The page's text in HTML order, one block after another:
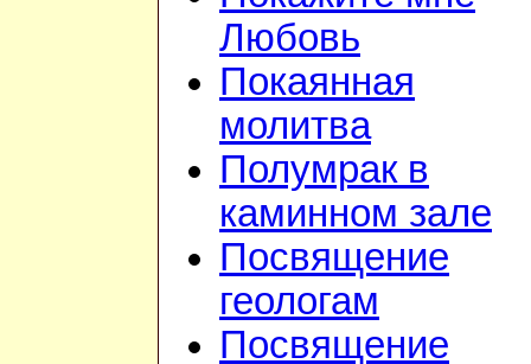
Любовь
Покаянная
молитва
Полумрак в
каминном зале
Посвящение
геологам
Посвящение